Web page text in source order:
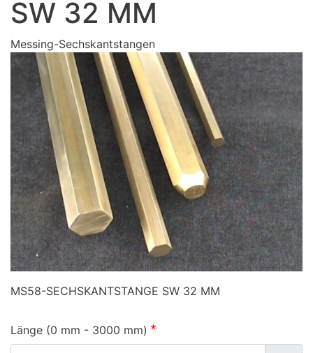
SW 32 MM
Messing-Sechskantstangen
MS58-SECHSKANTSTANGE SW 32 MM
Länge (0 mm - 3000 mm)